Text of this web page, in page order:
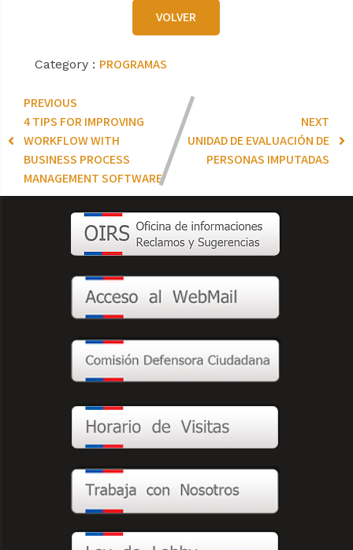
VOLVER
Category : PROGRAMAS
PREVIOUS
4 TIPS FOR IMPROVING
WORKFLOW WITH
BUSINESS PROCESS
MANAGEMENT SOFTWARE
NEXT
UNIDAD DE EVALUACIÓN DE
PERSONAS IMPUTADAS